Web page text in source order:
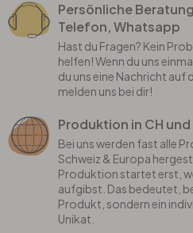
Persönliche
Telefon, Whatsapp
Hast du Fragen? Kein
helfen! Wenn du uns
du uns eine Nachricht
melden uns bei dir!
Produktion in CH und
Bei uns werden fast alle
Schweiz & Europa
Produktion startet erst,
aufgibst. Das bedeutet,
Produkt, sondern ein
Unikat.